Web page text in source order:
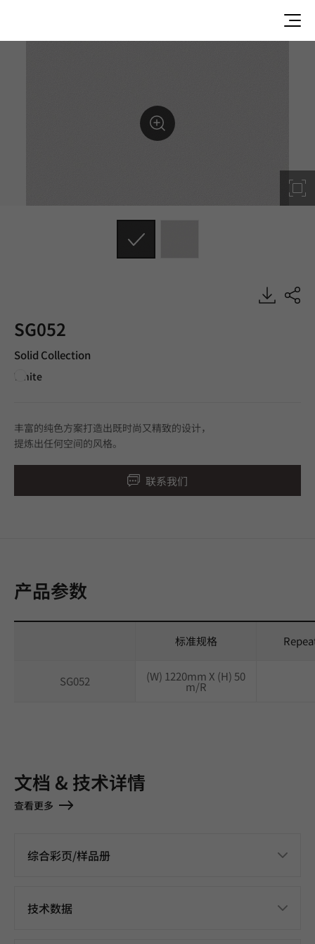
SG052
Solid Collection
White
丰富的纯色方案打造出既时尚又精致的设计，
提炼出任何空间的风格。
联系我们
产品参数
标准规格
SG052 (W) 1220mm X (H) 50
m/R
文档 & 技术详情
查看更多
综合彩页/样品册
技术数据